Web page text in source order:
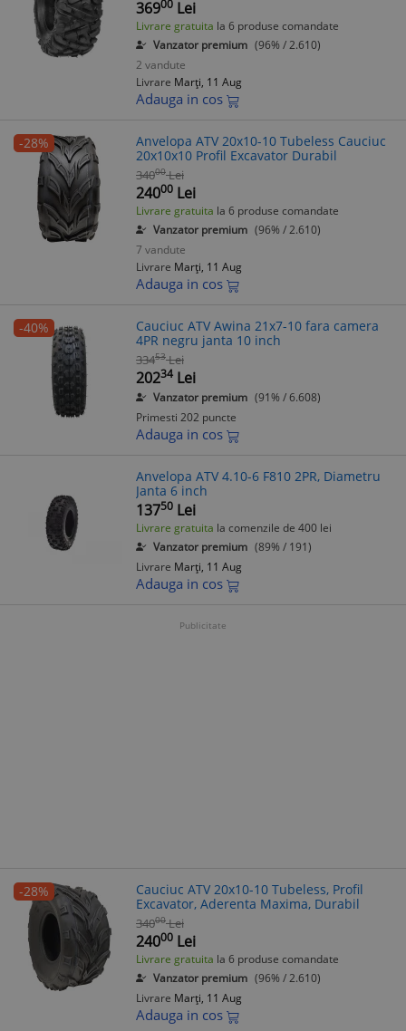
36900 Lei
Livrare gratuita la 6 produse comandate
Vanzator premium (96% / 2.610)
2 vandute
Livrare Marți, 11 Aug
Adauga in cos
-28%
Anvelopa ATV 20x10-10 Tubeless Cauciuc
20x10x10 Profil Excavator Durabil
34000 Lei
24000 Lei
Livrare gratuita la 6 produse comandate
Vanzator premium (96% / 2.610)
7 vandute
Livrare Marți, 11 Aug
Adauga in cos
-40%
Cauciuc ATV Awina 21x7-10 fara camera
4PR negru janta 10 inch
33453 Lei
20234 Lei
Vanzator premium (91% / 6.608)
Primesti 202 puncte
Adauga in cos
Anvelopa ATV 4.10-6 F810 2PR, Diametru
Janta 6 inch
13750 Lei
Livrare gratuita la comenzile de 400 lei
Vanzator premium (89% / 191)
Livrare Marți, 11 Aug
Adauga in cos
Publicitate
-28%
Cauciuc ATV 20x10-10 Tubeless, Profil
Excavator, Aderenta Maxima, Durabil
34000 Lei
24000 Lei
Livrare gratuita la 6 produse comandate
Vanzator premium (96% / 2.610)
Livrare Marți, 11 Aug
Adauga in cos